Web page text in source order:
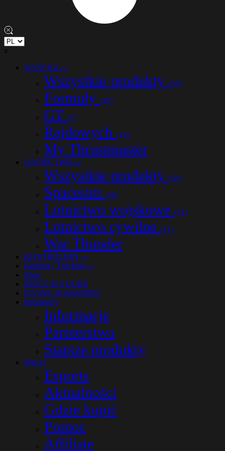
x
WYŚCIGI (63)
Wszystkie produkty (63)
Formuły (10)
GT (7)
Rajdowych (14)
My Thrustmaster
LOTNICTWO (50)
Wszystkie produkty (50)
Spacesim (20)
Lotnictwo wojskowe (31)
Lotnictwo cywilne (21)
War Thunder
KONTROLERY (23)
Farming / Trucking (14)
Shop
SPACE IS YOURS
FLYING IS SHARING
Informacje
Informacje
Partnerstwa
Starsze produkty
Więcej
Esports
Aktualności
Gdzie kupić
Pomoc
Affiliate